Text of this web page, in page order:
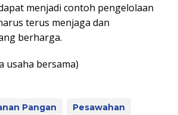
menjadi contoh pengelolaan
terus menjaga dan
berharga.
usaha bersama)
Pangan Pesawahan